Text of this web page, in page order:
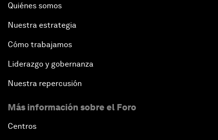
Quiénes somos
Nuestra estrategia
Cómo trabajamos
Liderazgo y gobernanza
Nuestra repercusión
Más información sobre el Foro
Centros